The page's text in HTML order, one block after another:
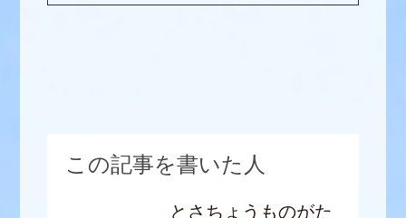
この記事を書いた人
とさちょうものがた